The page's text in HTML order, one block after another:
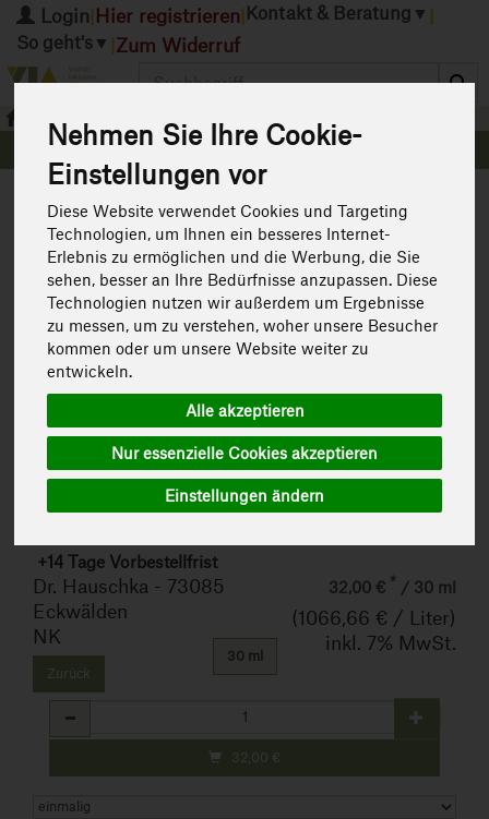
Nehmen Sie Ihre Cookie-
Einstellungen vor
Diese Website verwendet Cookies und Targeting
Technologien, um Ihnen ein besseres Internet-
Erlebnis zu ermöglichen und die Werbung, die Sie
sehen, besser an Ihre Bedürfnisse anzupassen. Diese
Technologien nutzen wir außerdem um Ergebnisse
zu messen, um zu verstehen, woher unsere Besucher
kommen oder um unsere Website weiter zu
entwickeln.
Alle akzeptieren
Nur essenzielle Cookies akzeptieren
Einstellungen ändern
Login Hier registrieren Kontakt & Beratung ▼
So geht's ▼ Zum Widerruf
Gesichtspflege
Tagespflege
Tönungscreme
reichhaltige Tagespflege tönt zart
Art.-Nr.
+14 Tage Vorbestellfrist
Dr. Hauschka - 73085
Eckwälden
NK
32,00 € * / 30 ml
(1066,66 € / Liter)
inkl. 7% MwSt.
Zurück
30 ml
Anzahl
32,00 €